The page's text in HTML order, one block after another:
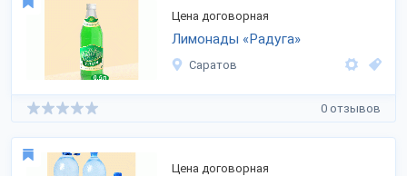
Цена договорная
Лимонады «Радуга»
Саратов
0 отзывов
Цена договорная